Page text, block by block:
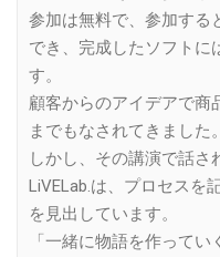
参加は無料で、参加する
でき、完成したソフトに
す。
顧客からのアイデアで商
までもなされてきました。
しかし、その講演で話さ
LiVELab.は、プロセスを
を見出しています。
「一緒に物語を作って